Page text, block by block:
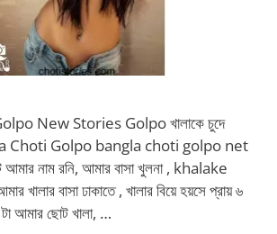
New Stories Golpo খালাকে চুদে
Choti Golpo bangla choti golpo net
আমার নাম রনি, আমার বাসা খুলনা , khalake
বাসা ঢাকাতে , খালার বিয়ে হয়সে প্রায় ৬
আমার ছোট খালা, …